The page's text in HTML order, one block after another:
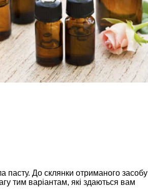
пасту. До склянки отриманого засобу
тим варіантам, які здаються вам